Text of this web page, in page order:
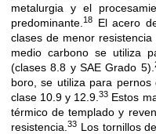
metalurgia y el
predominante. 18
El acero
clases de menor
medio carbono se utiliza
(clases 8.8 y SAE Grado 5).
boro, se utiliza para
clase 10.9 y 12.9.33 Estos
térmico de templado y
resistencia. 33 Los tornillos